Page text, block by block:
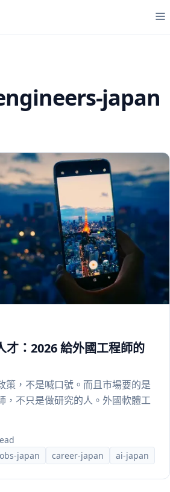
japan
才：2026 給外國工程師的
策，不是喊口號。而且市場要的是
，不只是做研究的人。外國軟體工
japan
career-japan ai-japan